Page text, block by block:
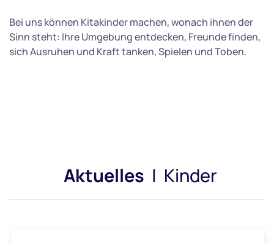
Bei uns können Kitakinder machen, wonach ihnen der
Sinn steht: Ihre Umgebung entdecken, Freunde finden,
sich Ausruhen und Kraft tanken, Spielen und Toben.
Aktuelles | Kinder